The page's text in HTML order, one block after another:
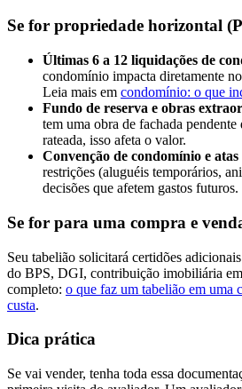
Se for propriedade horizontal
Últimas 6 a 12 liquidações de
condomínio impacta diretamente
Leia mais em condomínio: o que
Fundo de reserva e obras
tem uma obra de fachada
rateada, isso afeta o valor.
Convenção de condomínio e atas
restrições (aluguéis temporários,
decisões que afetem gastos futuros.
Se for para uma compra e
Seu tabelião solicitará certidões
do BPS, DGI, contribuição imobiliária
completo: o que faz um tabelião em uma
custa.
Dica prática
Se vai vender, tenha toda essa